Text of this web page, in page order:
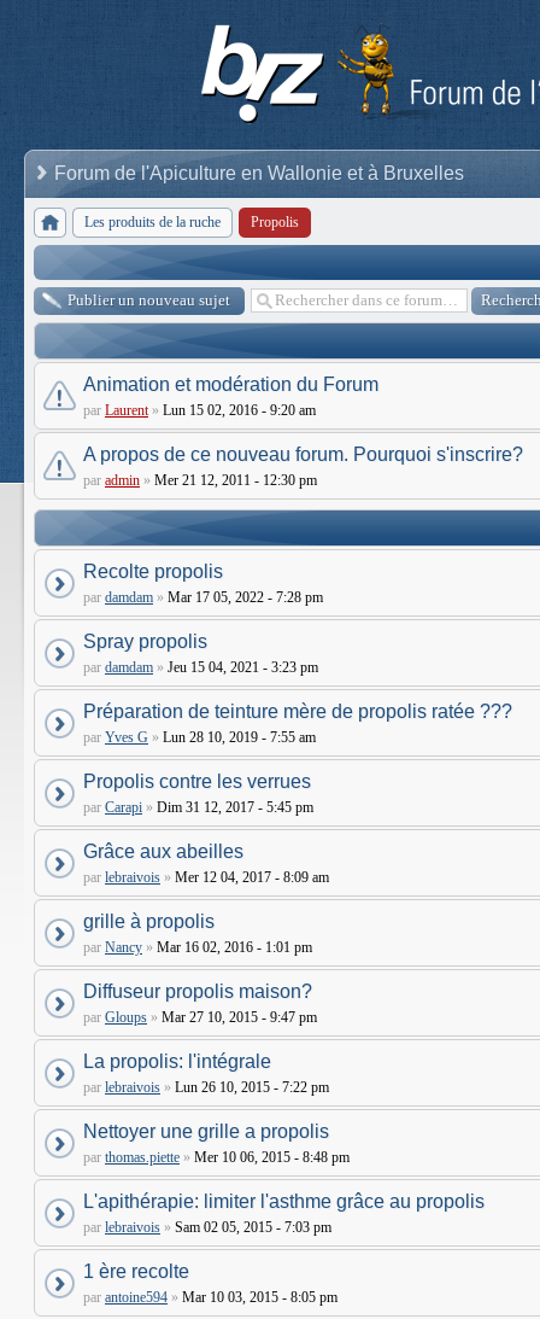
Forum de l'Apiculture en Wallonie et à Bruxelles
Les produits de la ruche Propolis
Publier un nouveau sujet
Animation et modération du Forum
par Laurent » Lun 15 02, 2016 - 9:20 am
A propos de ce nouveau forum. Pourquoi s'inscrire?
par admin » Mer 21 12, 2011 - 12:30 pm
Recolte propolis
par damdam » Mar 17 05, 2022 - 7:28 pm
Spray propolis
par damdam » Jeu 15 04, 2021 - 3:23 pm
Préparation de teinture mère de propolis ratée ???
par Yves G » Lun 28 10, 2019 - 7:55 am
Propolis contre les verrues
par Carapi » Dim 31 12, 2017 - 5:45 pm
Grâce aux abeilles
par lebraivois » Mer 12 04, 2017 - 8:09 am
grille à propolis
par Nancy » Mar 16 02, 2016 - 1:01 pm
Diffuseur propolis maison?
par Gloups » Mar 27 10, 2015 - 9:47 pm
La propolis: l'intégrale
par lebraivois » Lun 26 10, 2015 - 7:22 pm
Nettoyer une grille a propolis
par thomas.piette » Mer 10 06, 2015 - 8:48 pm
L'apithérapie: limiter l'asthme grâce au propolis
par lebraivois » Sam 02 05, 2015 - 7:03 pm
1 ère recolte
par antoine594 » Mar 10 03, 2015 - 8:05 pm